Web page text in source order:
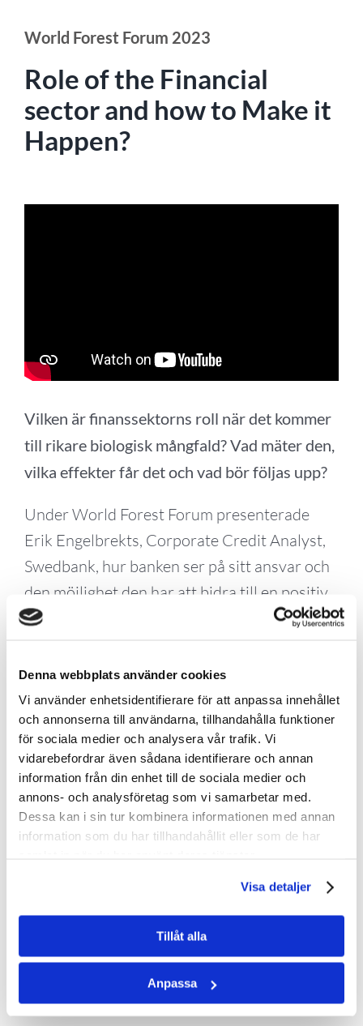
Denna webbplats använder cookies
Vi använder enhetsidentifierare för att anpassa innehållet
och annonserna till användarna, tillhandahålla funktioner
för sociala medier och analysera vår trafik. Vi
vidarebefordrar även sådana identifierare och annan
information från din enhet till de sociala medier och
annons- och analysföretag som vi samarbetar med.
Dessa kan i sin tur kombinera informationen med annan
information som du har tillhandahållit eller som de har
Visa detaljer
Tillåt alla
Anpassa
World Forest Forum 2023
Role of the Financial
sector and how to Make it
Happen?
Vilken är finanssektorns roll när det kommer
till rikare biologisk mångfald? Vad mäter den,
vilka effekter får det och vad bör följas upp?
Under World Forest Forum presenterade
Erik Engelbrekts, Corporate Credit Analyst,
Swedbank, hur banken ser på sitt ansvar och
den möjlighet den har att bidra till en positiv
utveckling.
« FÖREGÅENDE
Webbinarier »
World Forest Forum 2023 »
World Forest Forum 2022 »